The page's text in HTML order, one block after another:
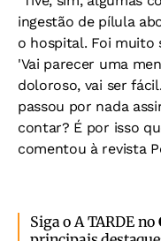
ingestão de pílula
o hospital. Foi muito
'Vai parecer uma
doloroso, vai ser
passou por nada
contar? É por isso
comentou à revista
Siga o A TARDE no